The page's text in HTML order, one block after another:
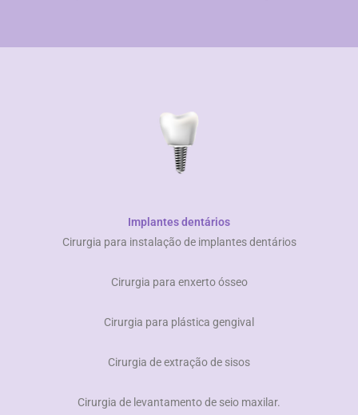
Implantes dentários
Cirurgia para instalação de implantes dentários
​ Cirurgia para enxerto ósseo
​ Cirurgia para plástica gengival
​ Cirurgia de extração de sisos
​ Cirurgia de levantamento de seio maxilar.